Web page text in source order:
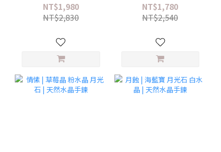
NT$1,980
NT$2,830
NT$1,780
NT$2,540